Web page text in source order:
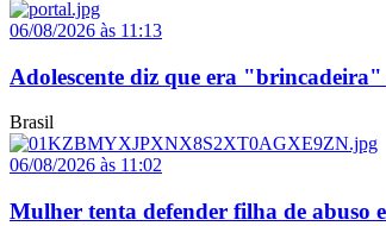
06/08/2026 às 11:13
Adolescente diz que era
Brasil
06/08/2026 às 11:02
Mulher tenta defender filha de abuso